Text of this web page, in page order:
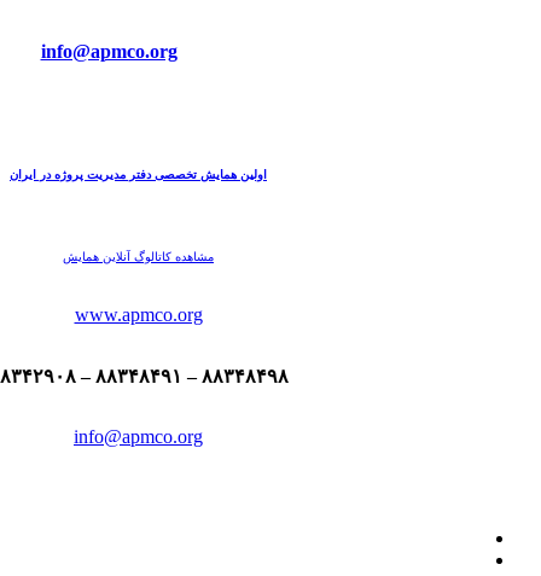
info@apmco.org
اولین همایش تخصصی دفتر مدیریت پروژه در ایران
مشاهده کاتالوگ آنلاین همایش
www.apmco.org
۸۸۳۴۸۴۹۸ – ۸۸۳۴۸۴۹۱ – ۸۸۳۴۲۹۰۸
info@apmco.org